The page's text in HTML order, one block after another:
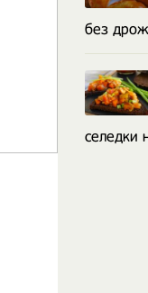
без
селедки